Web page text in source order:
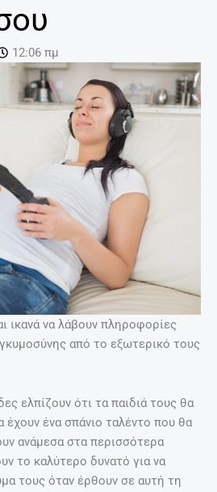
12:06 πμ
ικανά να λάβουν πληροφορίες
από το εξωτερικό τους
ελπίζουν ότι τα παιδιά τους θα
έχουν ένα σπάνιο ταλέντο που θα
ανάμεσα στα περισσότερα
το καλύτερο δυνατό για να
τους όταν έρθουν σε αυτή τη